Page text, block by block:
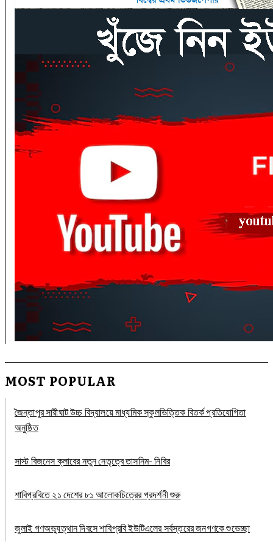
MOST POPULAR
জৈন্তাপুর সারীঘাট উচ্চ বিদ্যালয়ে মাধ্যমিক স্কুলভিত্তিক বিতর্ক প্রতিযোগিতা
অনুষ্ঠিত
সাস্ট বিজনেস ক্লাবের নতুন নেতৃত্বে তাসনিম- নিবির
শাবিপ্রবিতে ২১ দেশের ৮১ আলোকচিত্রের প্রদর্শনী শুরু
জুলাই গণঅভ্যুত্থান দিবসে শাবিপ্রবি ইউটিএলের সর্বস্তরের জনগণকে শুভেচ্ছা